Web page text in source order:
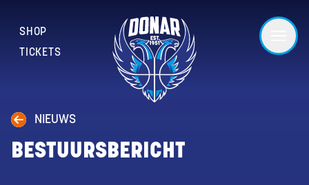
SHOP
TICKETS
NIEUWS
BESTUURSBERICHT